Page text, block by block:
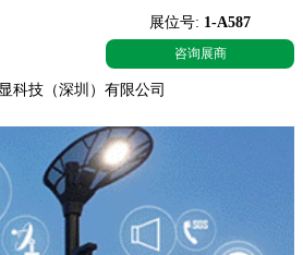
展位号: 1-A587
咨询展商
科技（深圳）有限公司